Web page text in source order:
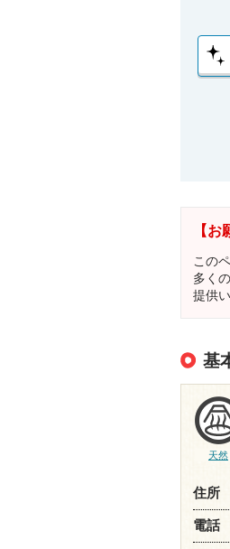
【お
この
多く
提供
基
天然
住所
電話